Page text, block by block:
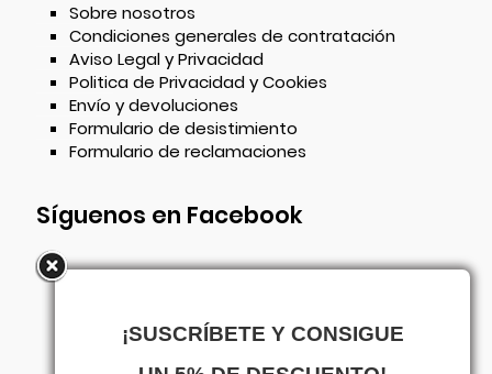
Sobre nosotros
Condiciones generales de contratación
Aviso Legal y Privacidad
Politica de Privacidad y Cookies
Envío y devoluciones
Formulario de desistimiento
Formulario de reclamaciones
Síguenos en Facebook
¡SUSCRÍBETE Y CONSIGUE